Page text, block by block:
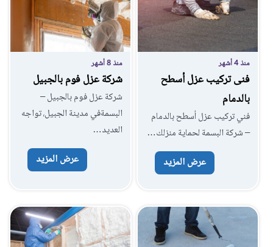
منذ 4 أشهر
فنى تركيب عزل أسطح
بالدمام
فني تركيب عزل أسطح بالدمام
– شركة البسمة لحماية منزلك…
عرض المزيد
منذ 8 أشهر
شركة عزل فوم بالجبيل
شركة عزل فوم بالجبيل –
البسمةفي مدينة الجبيل، تواجه
العديد…
عرض المزيد